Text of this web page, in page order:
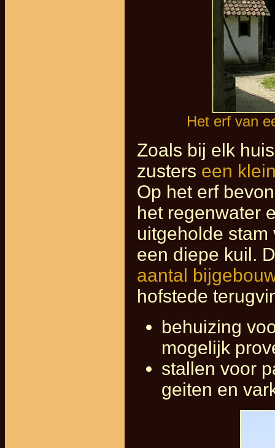
Het erf van
Zoals bij elk
zusters een
Op het erf
het regenwater
uitgeholde
een diepe kuil.
aantal
hofstede
behuizing
mogelijk
stallen voor
geiten en